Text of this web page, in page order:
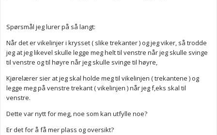
Spørsmål jeg lurer på så langt:
Når det er vikelinjer i krysset ( slike trekanter ) og jeg viker, så trodde
jeg at jeg likevel skulle legge meg helt til venstre når jeg skulle svinge
til venstre og til høyre når jeg skulle svinge til høyre,
Kjørelærer sier at jeg skal holde meg til vikelinjen ( trekantene ) og
legge meg på venstre trekant ( vikelinjen ) når jeg f,eks skal til
venstre.
Dette var nytt for meg, noe som kan utfylle noe?
Er det for å få mer plass og oversikt?